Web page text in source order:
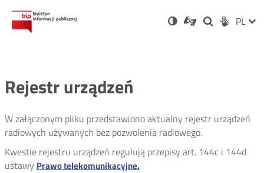
Ustawienia
Wersja
kontrastowa
Dla
niesłyszących
OtwórzOtwórz
w
Otwórz
w
Social PL
Rejestr urządzeń
W załączonym pliku przedstawiono aktualny rejestr urządzeń
radiowych używanych bez pozwolenia radiowego.
Kwestie rejestru urządzeń regulują przepisy art. 144c i 144d
ustawy Prawo telekomunikacyjne.